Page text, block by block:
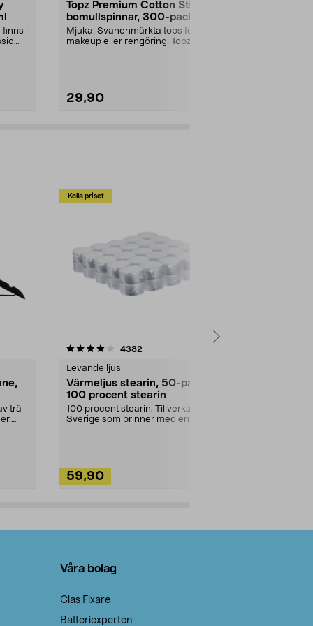
finns i
Topz Premium Cotton Sticks
bomullspinnar, 300-pack
Mjuka, Svanenmärkta tops för
makeup eller rengöring. Topz
29,90
trä
Kolla priset
4382
Levande ljus
Värmeljus stearin, 50-pack,
100 procent stearin
100 procent stearin. Tillverkade i
Sverige som brinner med en
59,90
4.5av 5 stjärnor
Våra bolag
Clas Fixare
Batteriexperten